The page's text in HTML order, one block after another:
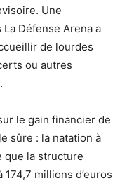
Une
Défense Arena a
de lourdes
ou autres
le gain financier de
sûre : la natation à
que la structure
millions d’euros